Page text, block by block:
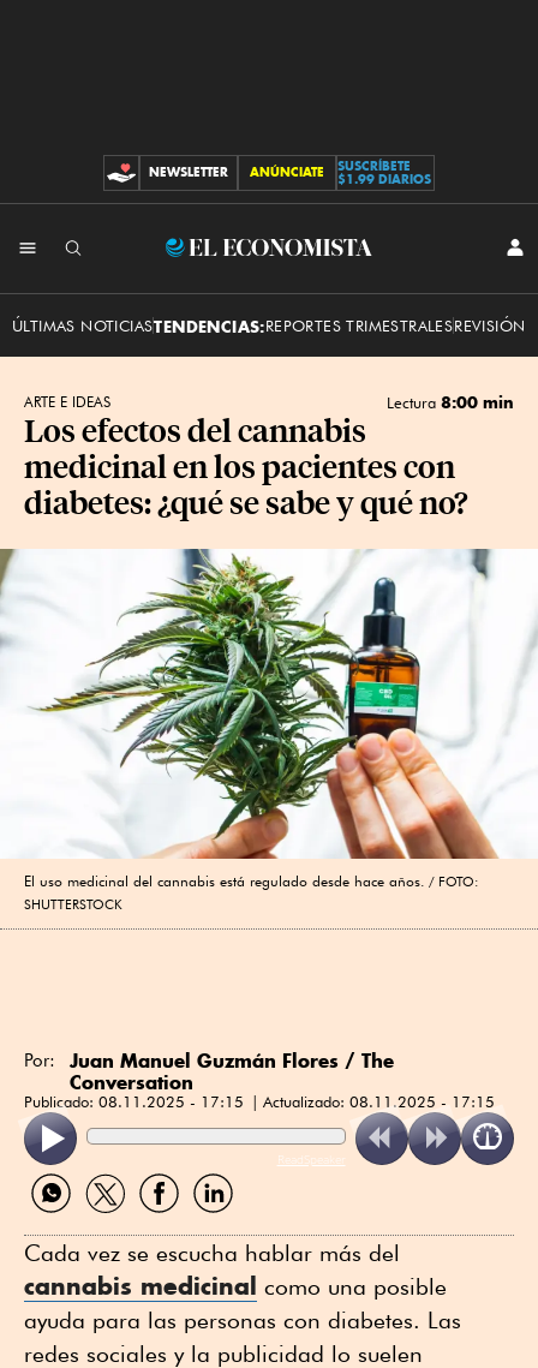
CONTRIBUCIONES
NEWSLETTER ANÚNCIATE
SUSCRÍBETE
$1.99 DIARIOS
El
ÚLTIMAS NOTICIASTENDENCIAS:REPORTES TRIMESTRALESREVISIÓN
ARTE E IDEAS Lectura 8:00 min
Los efectos del cannabis
medicinal en los pacientes con
diabetes: ¿qué se sabe y qué no?
El uso medicinal del cannabis está regulado desde hace años.
FOTO:
SHUTTERSTOCK
Por: Juan Manuel Guzmán Flores / The
Conversation
Publicado: 08.11.2025 - 17:15 Actualizado: 08.11.2025 - 17:15
ReadSpeaker
Compartir
por
Compartir
por
Compartir
por
Compartir
por
Cada vez se escucha hablar más del
cannabis medicinal como una posible
ayuda para las personas con diabetes. Las
redes sociales y la publicidad lo suelen